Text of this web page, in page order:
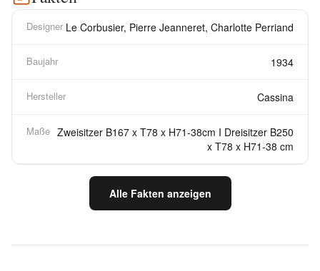
Designer Le Corbusier, Pierre Jeanneret, Charlotte Perriand
Baujahr 1934
Hersteller Cassina
Maße Zweisitzer B167 x T78 x H71-38cm I Dreisitzer B250
x T78 x H71-38 cm
Alle Fakten anzeigen